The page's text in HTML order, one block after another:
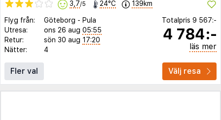
3,7/5 24°C 139km
Flyg från: Göteborg - Pula
Utresa:
ons 26 aug 05:55
Retur:
sön 30 aug 17:20
Nätter:
4
Totalpris 9 567:-
4 784:-
läs mer
Fler val Välj resa